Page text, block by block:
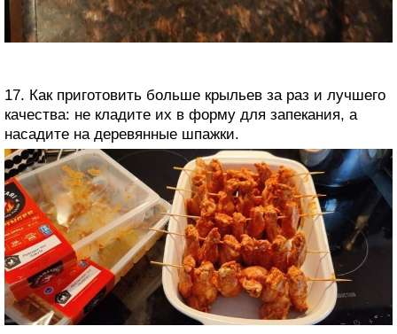
17. Как приготовить больше крыльев за раз и лучшего
качества: не кладите их в форму для запекания, а
насадите на деревянные шпажки.